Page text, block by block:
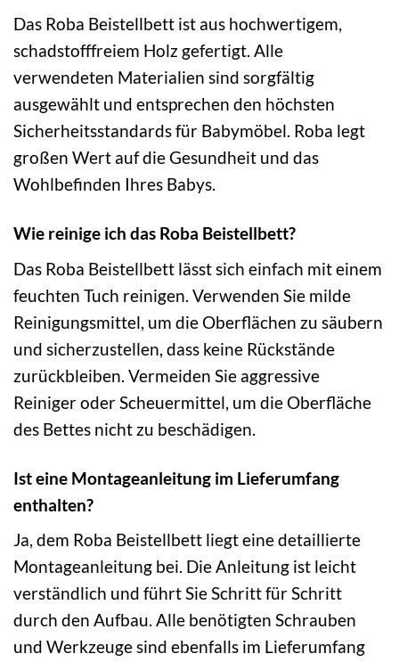
Das Roba Beistellbett ist aus hochwertigem,
schadstofffreiem Holz gefertigt. Alle
verwendeten Materialien sind sorgfältig
ausgewählt und entsprechen den höchsten
Sicherheitsstandards für Babymöbel. Roba legt
großen Wert auf die Gesundheit und das
Wohlbefinden Ihres Babys.
Wie reinige ich das Roba Beistellbett?
Das Roba Beistellbett lässt sich einfach mit einem
feuchten Tuch reinigen. Verwenden Sie milde
Reinigungsmittel, um die Oberflächen zu säubern
und sicherzustellen, dass keine Rückstände
zurückbleiben. Vermeiden Sie aggressive
Reiniger oder Scheuermittel, um die Oberfläche
des Bettes nicht zu beschädigen.
Ist eine Montageanleitung im Lieferumfang
enthalten?
Ja, dem Roba Beistellbett liegt eine detaillierte
Montageanleitung bei. Die Anleitung ist leicht
verständlich und führt Sie Schritt für Schritt
durch den Aufbau. Alle benötigten Schrauben
und Werkzeuge sind ebenfalls im Lieferumfang